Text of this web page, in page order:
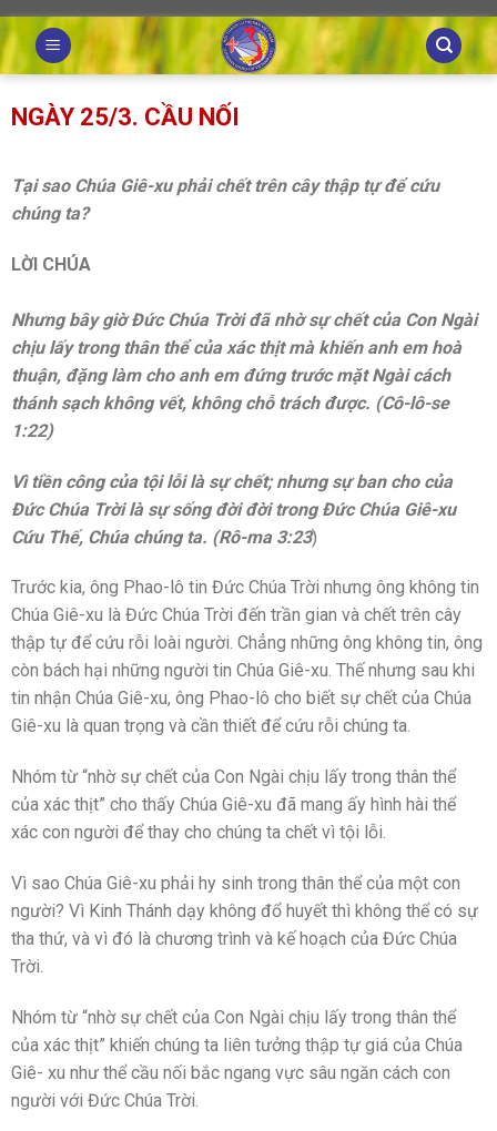
Skip
to
content
NGÀY 25/3. CẦU NỐI
Tại sao Chúa Giê-xu phải chết trên cây thập tự để cứu
chúng ta?
LỜI CHÚA
Nhưng bây giờ Đức Chúa Trời đã nhờ sự chết của Con Ngài
chịu lấy trong thân thể của xác thịt mà khiến anh em hoà
thuận, đặng làm cho anh em đứng trước mặt Ngài cách
thánh sạch không vết, không chỗ trách được. (Cô-lô-se
1:22)
Vì tiền công của tội lỗi là sự chết; nhưng sự ban cho của
Đức Chúa Trời là sự sống đời đời trong Đức Chúa Giê-xu
Cứu Thế, Chúa chúng ta. (Rô-ma 3:23)
Trước kia, ông Phao-lô tin Đức Chúa Trời nhưng ông không tin
Chúa Giê-xu là Đức Chúa Trời đến trần gian và chết trên cây
thập tự để cứu rỗi loài người. Chẳng những ông không tin, ông
còn bách hại những người tin Chúa Giê-xu. Thế nhưng sau khi
tin nhận Chúa Giê-xu, ông Phao-lô cho biết sự chết của Chúa
Giê-xu là quan trọng và cần thiết để cứu rỗi chúng ta.
Nhóm từ “nhờ sự chết của Con Ngài chịu lấy trong thân thể
của xác thịt” cho thấy Chúa Giê-xu đã mang ấy hình hài thể
xác con người để thay cho chúng ta chết vì tội lỗi.
Vì sao Chúa Giê-xu phải hy sinh trong thân thể của một con
người? Vì Kinh Thánh dạy không đổ huyết thì không thể có sự
tha thứ, và vì đó là chương trình và kế hoạch của Đức Chúa
Trời.
Nhóm từ “nhờ sự chết của Con Ngài chịu lấy trong thân thể
của xác thịt” khiến chúng ta liên tưởng thập tự giá của Chúa
Giê- xu như thể cầu nối bắc ngang vực sâu ngăn cách con
người với Đức Chúa Trời.